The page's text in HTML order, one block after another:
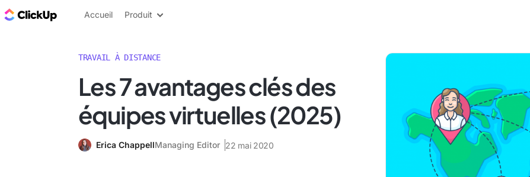
ClickUp Blog
Accueil Produit
TRAVAIL À DISTANCE
Les 7 avantages clés des
équipes virtuelles (2025)
Erica ChappellManaging Editor 22 mai 2020